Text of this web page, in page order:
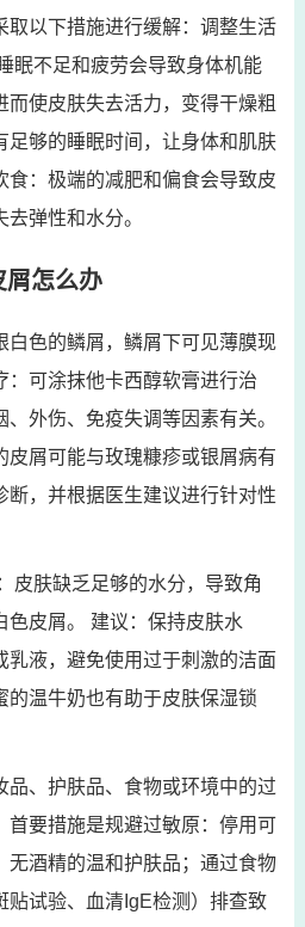
取以下措施进行缓解：调整生活
眠不足和疲劳会导致身体机能
使皮肤失去活力，变得干燥粗
足够的睡眠时间，让身体和肌肤
食：极端的减肥和偏食会导致皮
弹性和水分。
屑怎么办
白色的鳞屑，鳞屑下可见薄膜现
：可涂抹他卡西醇软膏进行治
外伤、免疫失调等因素有关。
皮屑可能与玫瑰糠疹或银屑病有
断，并根据医生建议进行针对性
皮肤缺乏足够的水分，导致角
色皮屑。 建议：保持皮肤水
乳液，避免使用过于刺激的洁面
的温牛奶也有助于皮肤保湿锁
品、护肤品、食物或环境中的过
首要措施是规避过敏原：停用可
无酒精的温和护肤品；通过食物
贴试验、血清IgE检测）排查致